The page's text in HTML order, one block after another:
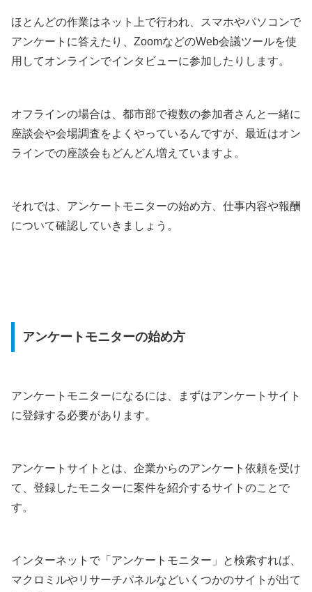
ほとんどの作業はネット上で行われ、スマホやパソコンで
アンケートに答えたり、ZoomなどのWeb会議ツールを使
用してオンラインでインタビューに参加したりします。
オフラインの場合は、都市部で複数の参加者さんと一緒に
座談会や会場調査をよくやっているんですが、最近はオン
ラインでの座談会もどんどん増えていますよ。
それでは、アンケートモニターの始め方、仕事内容や報酬
について確認していきましょう。
アンケートモニターの始め方
アンケートモニターになるには、まずはアンケートサイト
に登録する必要があります。
アンケートサイトとは、企業からのアンケート依頼を受け
て、登録したモニターに案件を紹介するサイトのことで
す。
インターネットで「アンケートモニター」と検索すれば、
マクロミルやリサーチパネルなどいくつかのサイトが出て